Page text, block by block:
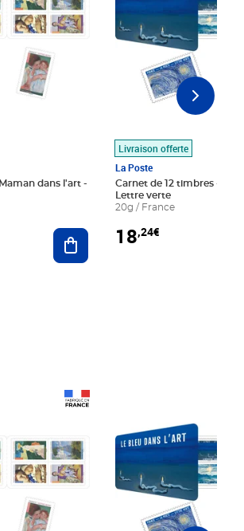
dans l'art -
Ajouter au panier
Livraison offerte
La Poste
Carnet de 12 timbres - Le
Lettre verte
20g / France
18,24€